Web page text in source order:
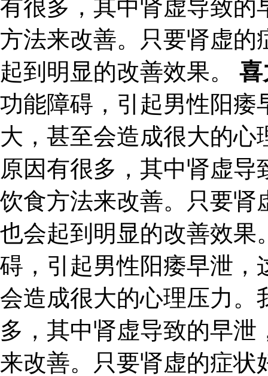
有很多，其中肾虚导致的
方法来改善。只要肾虚的
起到明显的改善效果。 喜
功能障碍，引起男性阳痿
大，甚至会造成很大的
原因有很多，其中肾虚
饮食方法来改善。只要肾
也会起到明显的改善效果
碍，引起男性阳痿早泄，
会造成很大的心理压力。
多，其中肾虚导致的早
来改善。只要肾虚的症状